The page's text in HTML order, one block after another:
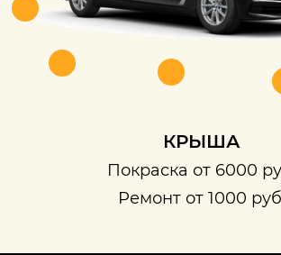
КРЫША
Покраска от 6000
Ремонт от 1000